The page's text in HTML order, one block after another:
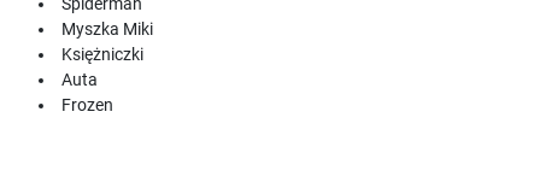
Spiderman
Myszka Miki
Księżniczki
Auta
Frozen